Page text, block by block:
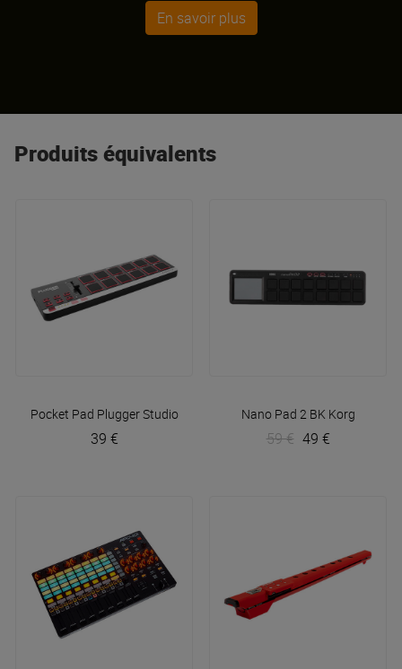
En savoir plus
Produits équivalents
Pocket Pad Plugger Studio
39 €
Nano Pad 2 BK Korg
59 € 49 €